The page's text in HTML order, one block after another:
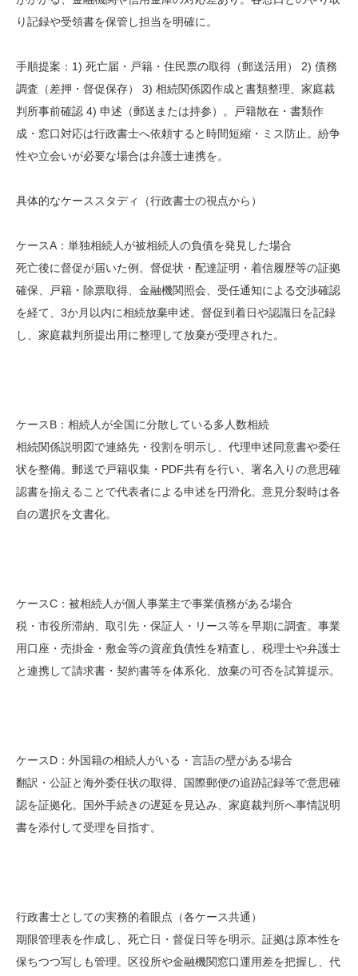
り記録や受領書を保管し担当を明確に。
手順提案：1) 死亡届・戸籍・住民票の取得（郵送活用） 2) 債務
調査（差押・督促保存） 3) 相続関係図作成と書類整理、家庭裁
判所事前確認 4) 申述（郵送または持参）。戸籍散在・書類作
成・窓口対応は行政書士へ依頼すると時間短縮・ミス防止。紛争
性や立会いが必要な場合は弁護士連携を。
具体的なケーススタディ（行政書士の視点から）
ケースA：単独相続人が被相続人の負債を発見した場合
死亡後に督促が届いた例。督促状・配達証明・着信履歴等の証拠
確保、戸籍・除票取得、金融機関照会、受任通知による交渉確認
を経て、3か月以内に相続放棄申述。督促到着日や認識日を記録
し、家庭裁判所提出用に整理して放棄が受理された。
ケースB：相続人が全国に分散している多人数相続
相続関係説明図で連絡先・役割を明示し、代理申述同意書や委任
状を整備。郵送で戸籍収集・PDF共有を行い、署名入りの意思確
認書を揃えることで代表者による申述を円滑化。意見分裂時は各
自の選択を文書化。
ケースC：被相続人が個人事業主で事業債務がある場合
税・市役所滞納、取引先・保証人・リース等を早期に調査。事業
用口座・売掛金・敷金等の資産負債性を精査し、税理士や弁護士
と連携して請求書・契約書等を体系化、放棄の可否を試算提示。
ケースD：外国籍の相続人がいる・言語の壁がある場合
翻訳・公証と海外委任状の取得、国際郵便の追跡記録等で意思確
認を証拠化。国外手続きの遅延を見込み、家庭裁判所へ事情説明
書を添付して受理を目指す。
行政書士としての実務的着眼点（各ケース共通）
期限管理表を作成し、死亡日・督促日等を明示。証拠は原本性を
保ちつつ写しも管理。区役所や金融機関窓口運用差を把握し、代